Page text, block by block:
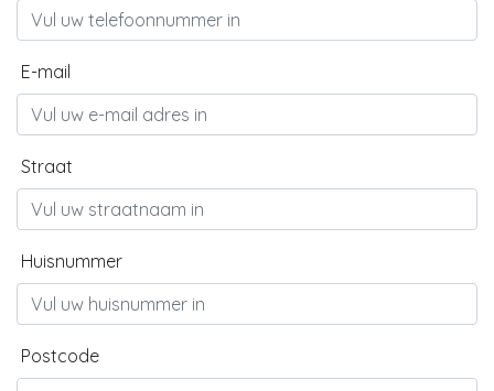
E-mail
Straat
Huisnummer
Postcode